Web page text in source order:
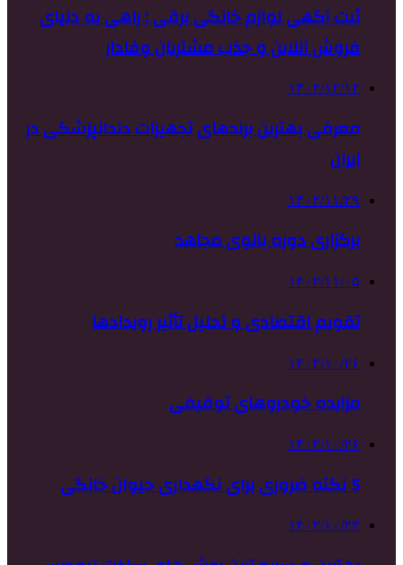
ثبت آگهی لوازم خانگی برقی : راهی به دنیای
فروش آنلاین و جذب مشتریان وفادار
۱۴۰۲/۱۲/۱۲
معرفی بهترین برندهای تجهیزات دندانپزشکی در
ایران
۱۴۰۲/۱۱/۲۹
برگزاری دوره بانوی مجاهد
۱۴۰۲/۱۱/۰۵
تقویم اقتصادی و تحلیل تأثیر رویدادها
۱۴۰۲/۱۰/۲۶
مزایده خودروهای توقیفی
۱۴۰۲/۱۰/۲۶
5 نکته ضروری برای نگهداری حیوان خانگی
۱۴۰۲/۱۰/۲۳